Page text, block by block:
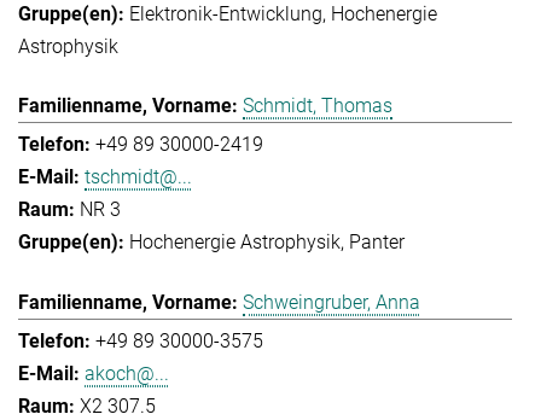
Elektronik-Entwicklung Hochenergie
Astrophysik
Schmidt, Thomas
+49 89 30000-2419
tschmidt@...
NR 3
Hochenergie Astrophysik Panter
Schweingruber, Anna
+49 89 30000-3575
akoch@...
X2 307.5